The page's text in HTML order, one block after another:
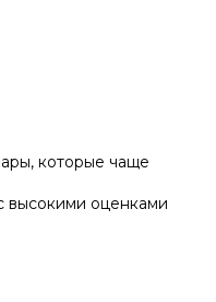
которые чаще
высокими оценками